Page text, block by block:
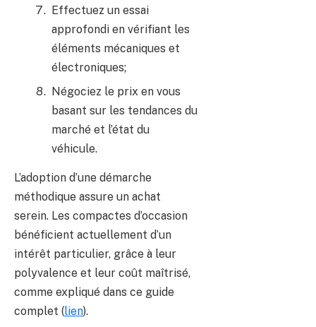
Effectuez un essai
approfondi en vérifiant les
éléments mécaniques et
électroniques;
Négociez le prix en vous
basant sur les tendances du
marché et l’état du
véhicule.
L’adoption d’une démarche
méthodique assure un achat
serein. Les compactes d’occasion
bénéficient actuellement d’un
intérêt particulier, grâce à leur
polyvalence et leur coût maîtrisé,
comme expliqué dans ce guide
complet (lien).